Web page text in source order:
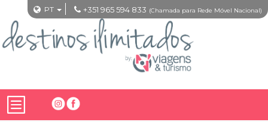
PT +351 965 594 833 (Chamada para Rede Móvel Nacional)